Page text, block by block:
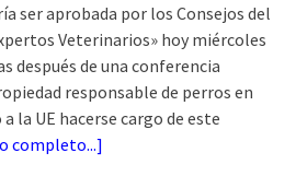
ser aprobada por los Consejos del
Veterinarios» hoy miércoles
después de una conferencia
responsable de perros en
la UE hacerse cargo de este
completo...]